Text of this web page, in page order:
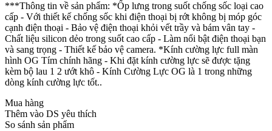
***Thông tin về sản phẩm: *Ốp lưng trong suốt chống sốc loại cao
cấp - Với thiết kế chống sốc khi điện thoại bị rớt không bị móp góc
cạnh điện thoại - Bảo vệ điện thoại khỏi vết trầy và bám vân tay -
Chất liệu silicon dẻo trong suốt cao cấp - Làm nổi bật điện thoại bạn
và sang trọng - Thiết kế bảo vệ camera. *Kính cường lực full màn
hình OG Tím chính hãng - Khi đặt kính cường lực sẽ được tặng
kèm bộ lau 1 2 ướt khô - Kính Cường Lực OG là 1 trong những
dòng kính cường lực tốt..
Mua hàng
Thêm vào DS yêu thích
So sánh sản phẩm